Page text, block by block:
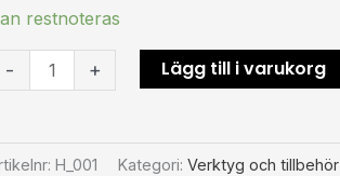
restnoteras
- + Lägg till i varukorg
H_001 Kategori: Verktyg och tillbehör